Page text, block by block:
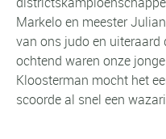
Markelo en meester
van ons judo en uiteraard
ochtend waren onze
Kloosterman mocht het
scoorde al snel een